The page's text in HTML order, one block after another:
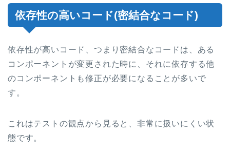
依存性の高いコード(密結合なコード)
依存性が高いコード、つまり密結合なコードは、ある
コンポーネントが変更された時に、それに依存する他
のコンポーネントも修正が必要になることが多いで
す。
これはテストの観点から見ると、非常に扱いにくい状
態です。